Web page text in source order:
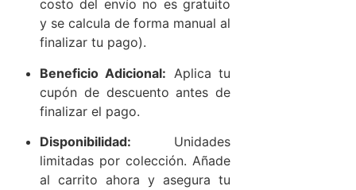
costo del envío no es gratuito
y se calcula de forma manual al
finalizar tu pago).
Beneficio Adicional: Aplica tu
cupón de descuento antes de
finalizar el pago.
Disponibilidad: Unidades
limitadas por colección. Añade
al carrito ahora y asegura tu